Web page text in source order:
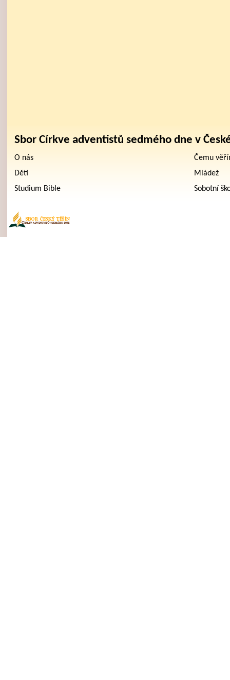
Sbor Církve adventistů sedmého dne v
O nás
Čemu
Děti
Mládež
Studium Bible
Sobotní